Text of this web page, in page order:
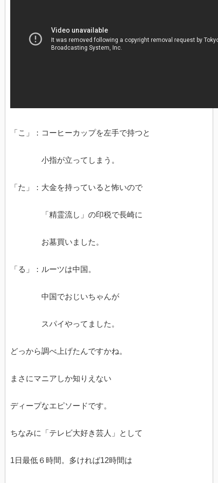
「こ」：コーヒーカップを左手で持つと
小指が立ってしまう。
「た」：大金を持っていると怖いので
「精霊流し」の印税で長崎に
お墓買いました。
「る」：ルーツは中国。
中国でおじいちゃんが
スパイやってました。
どっから調べ上げたんですかね。
まさにマニアしか知りえない
ディープなエピソードです。
ちなみに「テレビ大好き芸人」として
1日最低６時間。多ければ12時間は